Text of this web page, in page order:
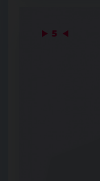
▶ 5 ◀